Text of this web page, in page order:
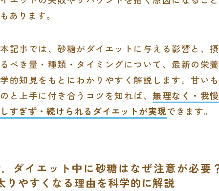
もあります。
本記事では、砂糖がダイエットに与える影響と、摂
るべき量・種類・タイミングについて、最新の栄養
学的知見をもとにわかりやすく解説します。甘いも
のと上手に付き合うコツを知れば、無理なく・我慢
しすぎず・続けられるダイエットが実現できます。
ダイエット中に砂糖はなぜ注意が必要
りやすくなる理由を科学的に解説